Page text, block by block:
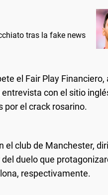
tras la fake news
el Fair Play Financiero,
con el sitio
por el crack rosarino.
el club de Manchester,
duelo que
respectivamente.